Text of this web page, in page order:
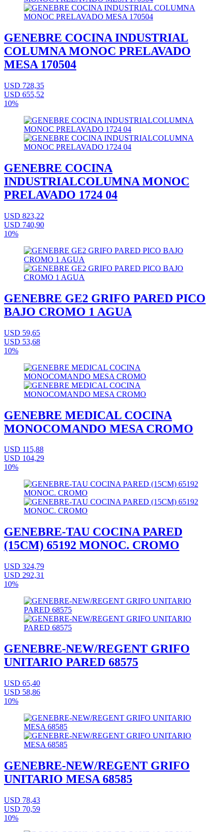
GENEBRE COCINA INDUSTRIAL
COLUMNA MONOC PRELAVADO
MESA 170504
USD 728,35
USD 655,52
10%
GENEBRE COCINA
INDUSTRIALCOLUMNA MONOC
PRELAVADO 1724 04
USD 823,22
USD 740,90
10%
GENEBRE GE2 GRIFO PARED PICO
BAJO CROMO 1 AGUA
USD 59,65
USD 53,68
10%
GENEBRE MEDICAL COCINA
MONOCOMANDO MESA CROMO
USD 115,88
USD 104,29
10%
GENEBRE-TAU COCINA PARED
(15CM) 65192 MONOC. CROMO
USD 324,79
USD 292,31
10%
GENEBRE-NEW/REGENT GRIFO
UNITARIO PARED 68575
USD 65,40
USD 58,86
10%
GENEBRE-NEW/REGENT GRIFO
UNITARIO MESA 68585
USD 78,43
USD 70,59
10%